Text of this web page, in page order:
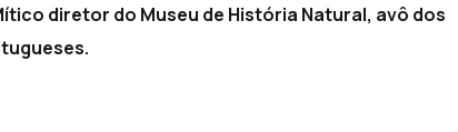
diretor do Museu de História Natural, avô dos